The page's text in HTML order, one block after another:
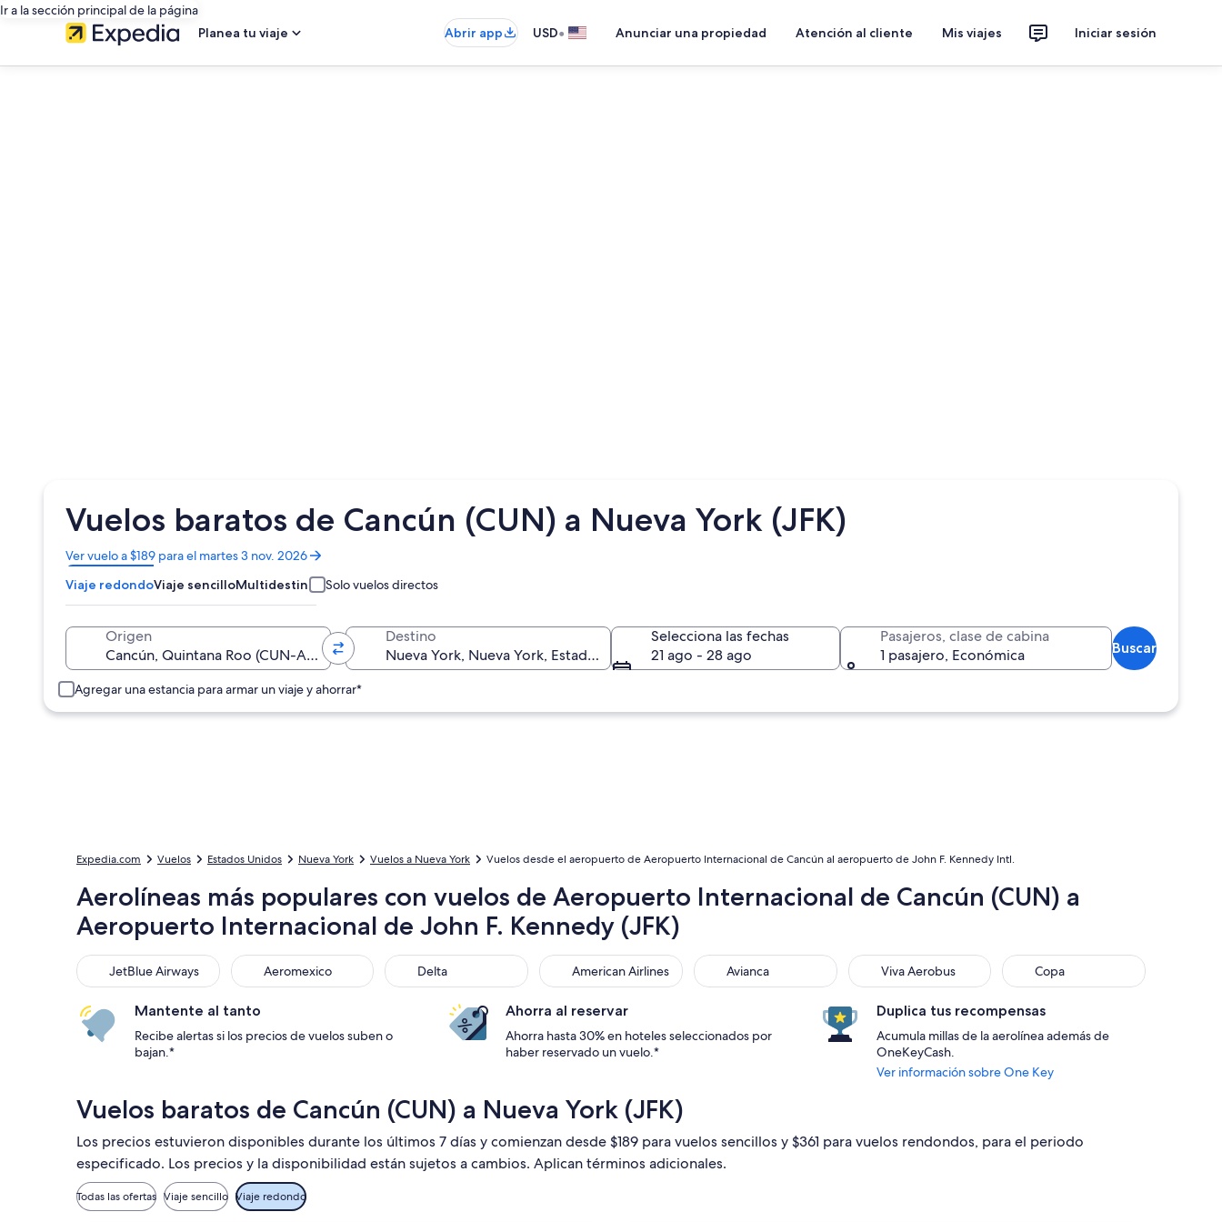
Ir a la sección principal de la página
Planea tu viaje
Abrir app USD• Anunciar una propiedad Atención al cliente Mis viajes Iniciar sesión
Vuelos baratos de Cancún (CUN) a Nueva York (JFK)
Ver vuelo a $189 para el martes 3 nov. 2026
Se
abrirá
en
una
ventana
Viaje redondoViaje sencilloMultidestino Solo vuelos directos
Origen Destino
Selecciona las fechas
21 ago - 28 ago
Pasajeros, clase de cabina
1 pasajero, Económica
Buscar
Agregar una estancia para armar un viaje y ahorrar*
Expedia.com Vuelos Estados Unidos Nueva York Vuelos a Nueva York Vuelos desde el aeropuerto de Aeropuerto Internacional de Cancún al aeropuerto de John F. Kennedy Intl.
Aerolíneas más populares con vuelos de Aeropuerto Internacional de Cancún (CUN) a
Aeropuerto Internacional de John F. Kennedy (JFK)
JetBlue Airways
JetBlue Airways Aeromexico
Aeromexico Delta
Delta American Airlines
American Airlines Avianca
Avianca Viva Aerobus
Viva Aerobus Copa
Copa
Mantente al tanto
Recibe alertas si los precios de vuelos suben o
bajan.*
Ahorra al reservar
Ahorra hasta 30% en hoteles seleccionados por
haber reservado un vuelo.*
Duplica tus recompensas
Acumula millas de la aerolínea además de
OneKeyCash.
Ver información sobre One Key
Vuelos baratos de Cancún (CUN) a Nueva York (JFK)
Los precios estuvieron disponibles durante los últimos 7 días y comienzan desde $189 para vuelos sencillos y $361 para vuelos rendondos, para el periodo
especificado. Los precios y la disponibilidad están sujetos a cambios. Aplican términos adicionales.
Todas las ofertas Viaje sencillo Viaje redondo